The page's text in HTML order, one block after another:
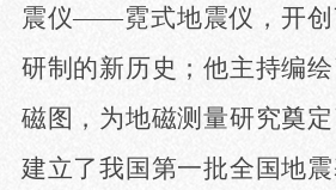
震仪——霓式地震仪，开创
研制的新历史；他主持编
磁图，为地磁测量研究奠
建立了我国第一批全国地